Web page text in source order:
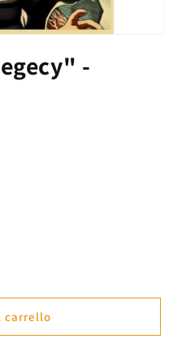
-
carrello